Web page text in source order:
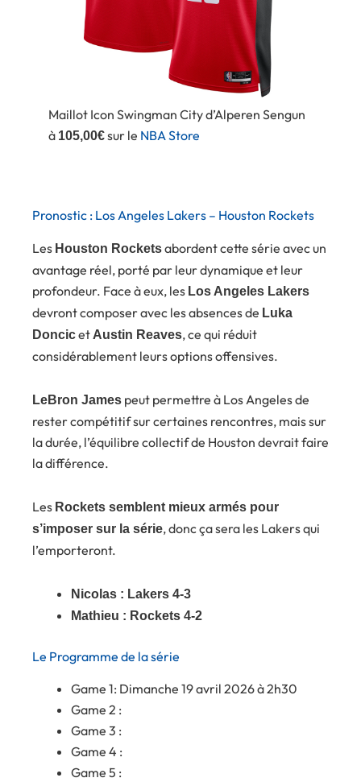
Maillot Icon Swingman City d’Alperen Sengun
à 105,00€sur le NBA Store
Pronostic : Los Angeles Lakers – Houston Rockets
Les Houston Rocketsabordent cette série avec un
avantage réel, porté par leur dynamique et leur
profondeur. Face à eux, les Los Angeles Lakers
devront composer avec les absences de Luka
Doncicet Austin Reaves, ce qui réduit
considérablement leurs options offensives.
LeBron James peut permettre à Los Angeles de
rester compétitif sur certaines rencontres, mais sur
la durée, l’équilibre collectif de Houston devrait faire
la différence.
Les Rockets semblent mieux armés pour
s’imposer sur la série, donc ça sera les Lakers qui
l’emporteront.
Nicolas : Lakers 4-3
Mathieu : Rockets 4-2
Le Programme de la série
Game 1: Dimanche 19 avril 2026 à 2h30
Game 2 :
Game 3 :
Game 4 :
Game 5 :